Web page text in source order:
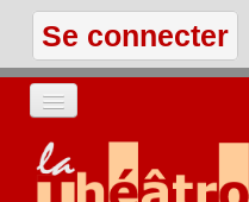
Se connecter
ACCUEIL